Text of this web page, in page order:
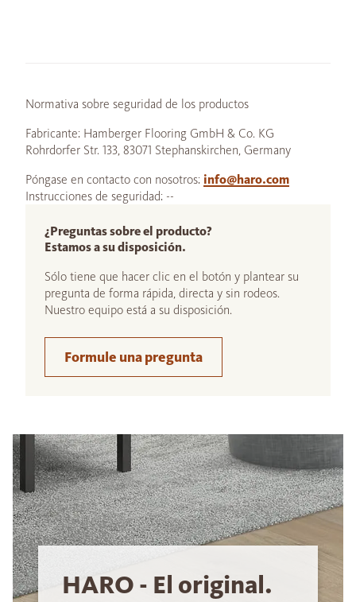
Normativa sobre seguridad de los productos
Fabricante: Hamberger Flooring GmbH & Co. KG
Rohrdorfer Str. 133, 83071 Stephanskirchen, Germany
Póngase en contacto con nosotros: info@haro.com
Instrucciones de seguridad: --
¿Preguntas sobre el producto?
Estamos a su disposición.
Sólo tiene que hacer clic en el botón y plantear su
pregunta de forma rápida, directa y sin rodeos.
Nuestro equipo está a su disposición.
Formule una pregunta
HARO - El original.